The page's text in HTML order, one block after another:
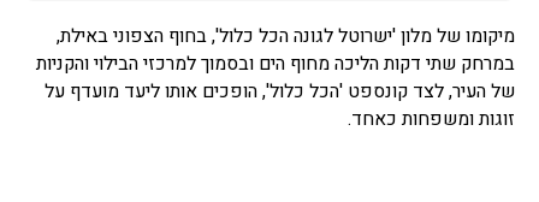
מיקומו של מלון 'ישרוטל לגונה הכל כלול', בחוף הצפוני באילת,
במרחק שתי דקות הליכה מחוף הים ובסמוך למרכזי הבילוי והקניות
של העיר, לצד קונספט 'הכל כלול', הופכים אותו ליעד מועדף על
זוגות ומשפחות כאחד.